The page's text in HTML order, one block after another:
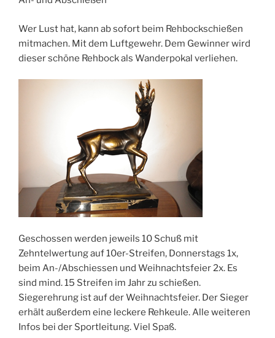
Wer Lust hat, kann ab sofort beim Rehbockschießen
mitmachen. Mit dem Luftgewehr. Dem Gewinner wird
dieser schöne Rehbock als Wanderpokal verliehen.
Geschossen werden jeweils 10 Schuß mit
Zehntelwertung auf 10er-Streifen, Donnerstags 1x,
beim An-/Abschiessen und Weihnachtsfeier 2x. Es
sind mind. 15 Streifen im Jahr zu schießen.
Siegerehrung ist auf der Weihnachtsfeier. Der Sieger
erhält außerdem eine leckere Rehkeule. Alle weiteren
Infos bei der Sportleitung. Viel Spaß.